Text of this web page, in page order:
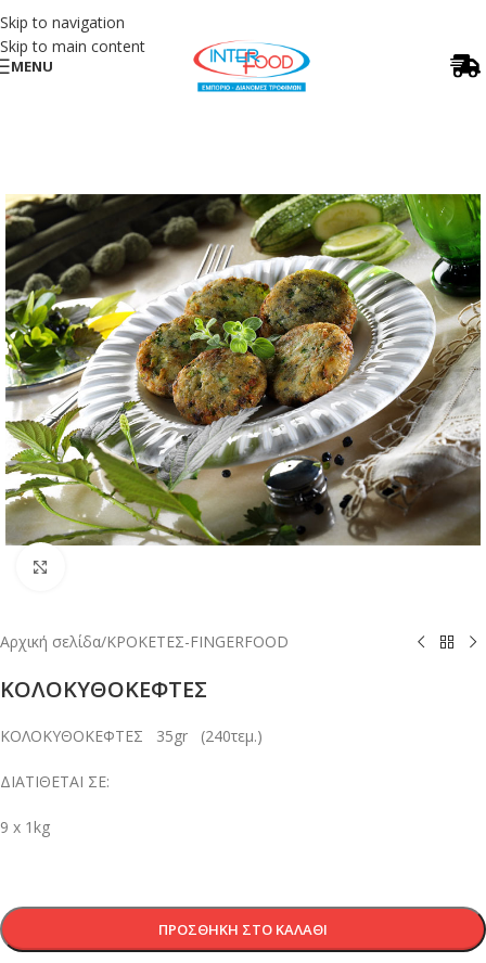
Skip to navigation
Skip to main content
MENU
Αρχική σελίδα/ΚΡΟΚΕΤΕΣ-FINGERFOOD
ΚΟΛΟΚΥΘΟΚΕΦΤΕΣ
ΚΟΛΟΚΥΘΟΚΕΦΤΕΣ 35gr (240τεμ.)
ΔΙΑΤΙΘΕΤΑΙ ΣΕ:
9 x 1kg
ΠΡΟΣΘΉΚΗ ΣΤΟ ΚΑΛΆΘΙ